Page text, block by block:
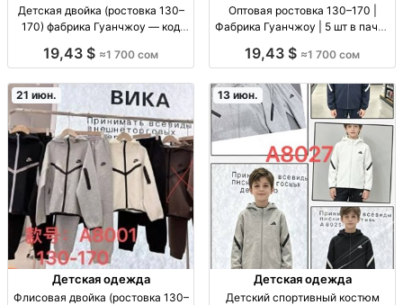
Детская двойка (ростовка 130–
170) фабрика Гуанчжоу — код
предм.), рост 130–170, повседн.
19,43 $ ≈1 700 сом
Оптовая ростовка 130–170 |
Фабрика Гуанчжоу | 5 шт в пачке
170; код 3751; в пачке 5 шт;
19,43 $ ≈1 700 сом
21 июн.
Детская одежда
Флисовая двойка (ростовка 130–
13 июн.
Детская одежда
Детский спортивный костюм